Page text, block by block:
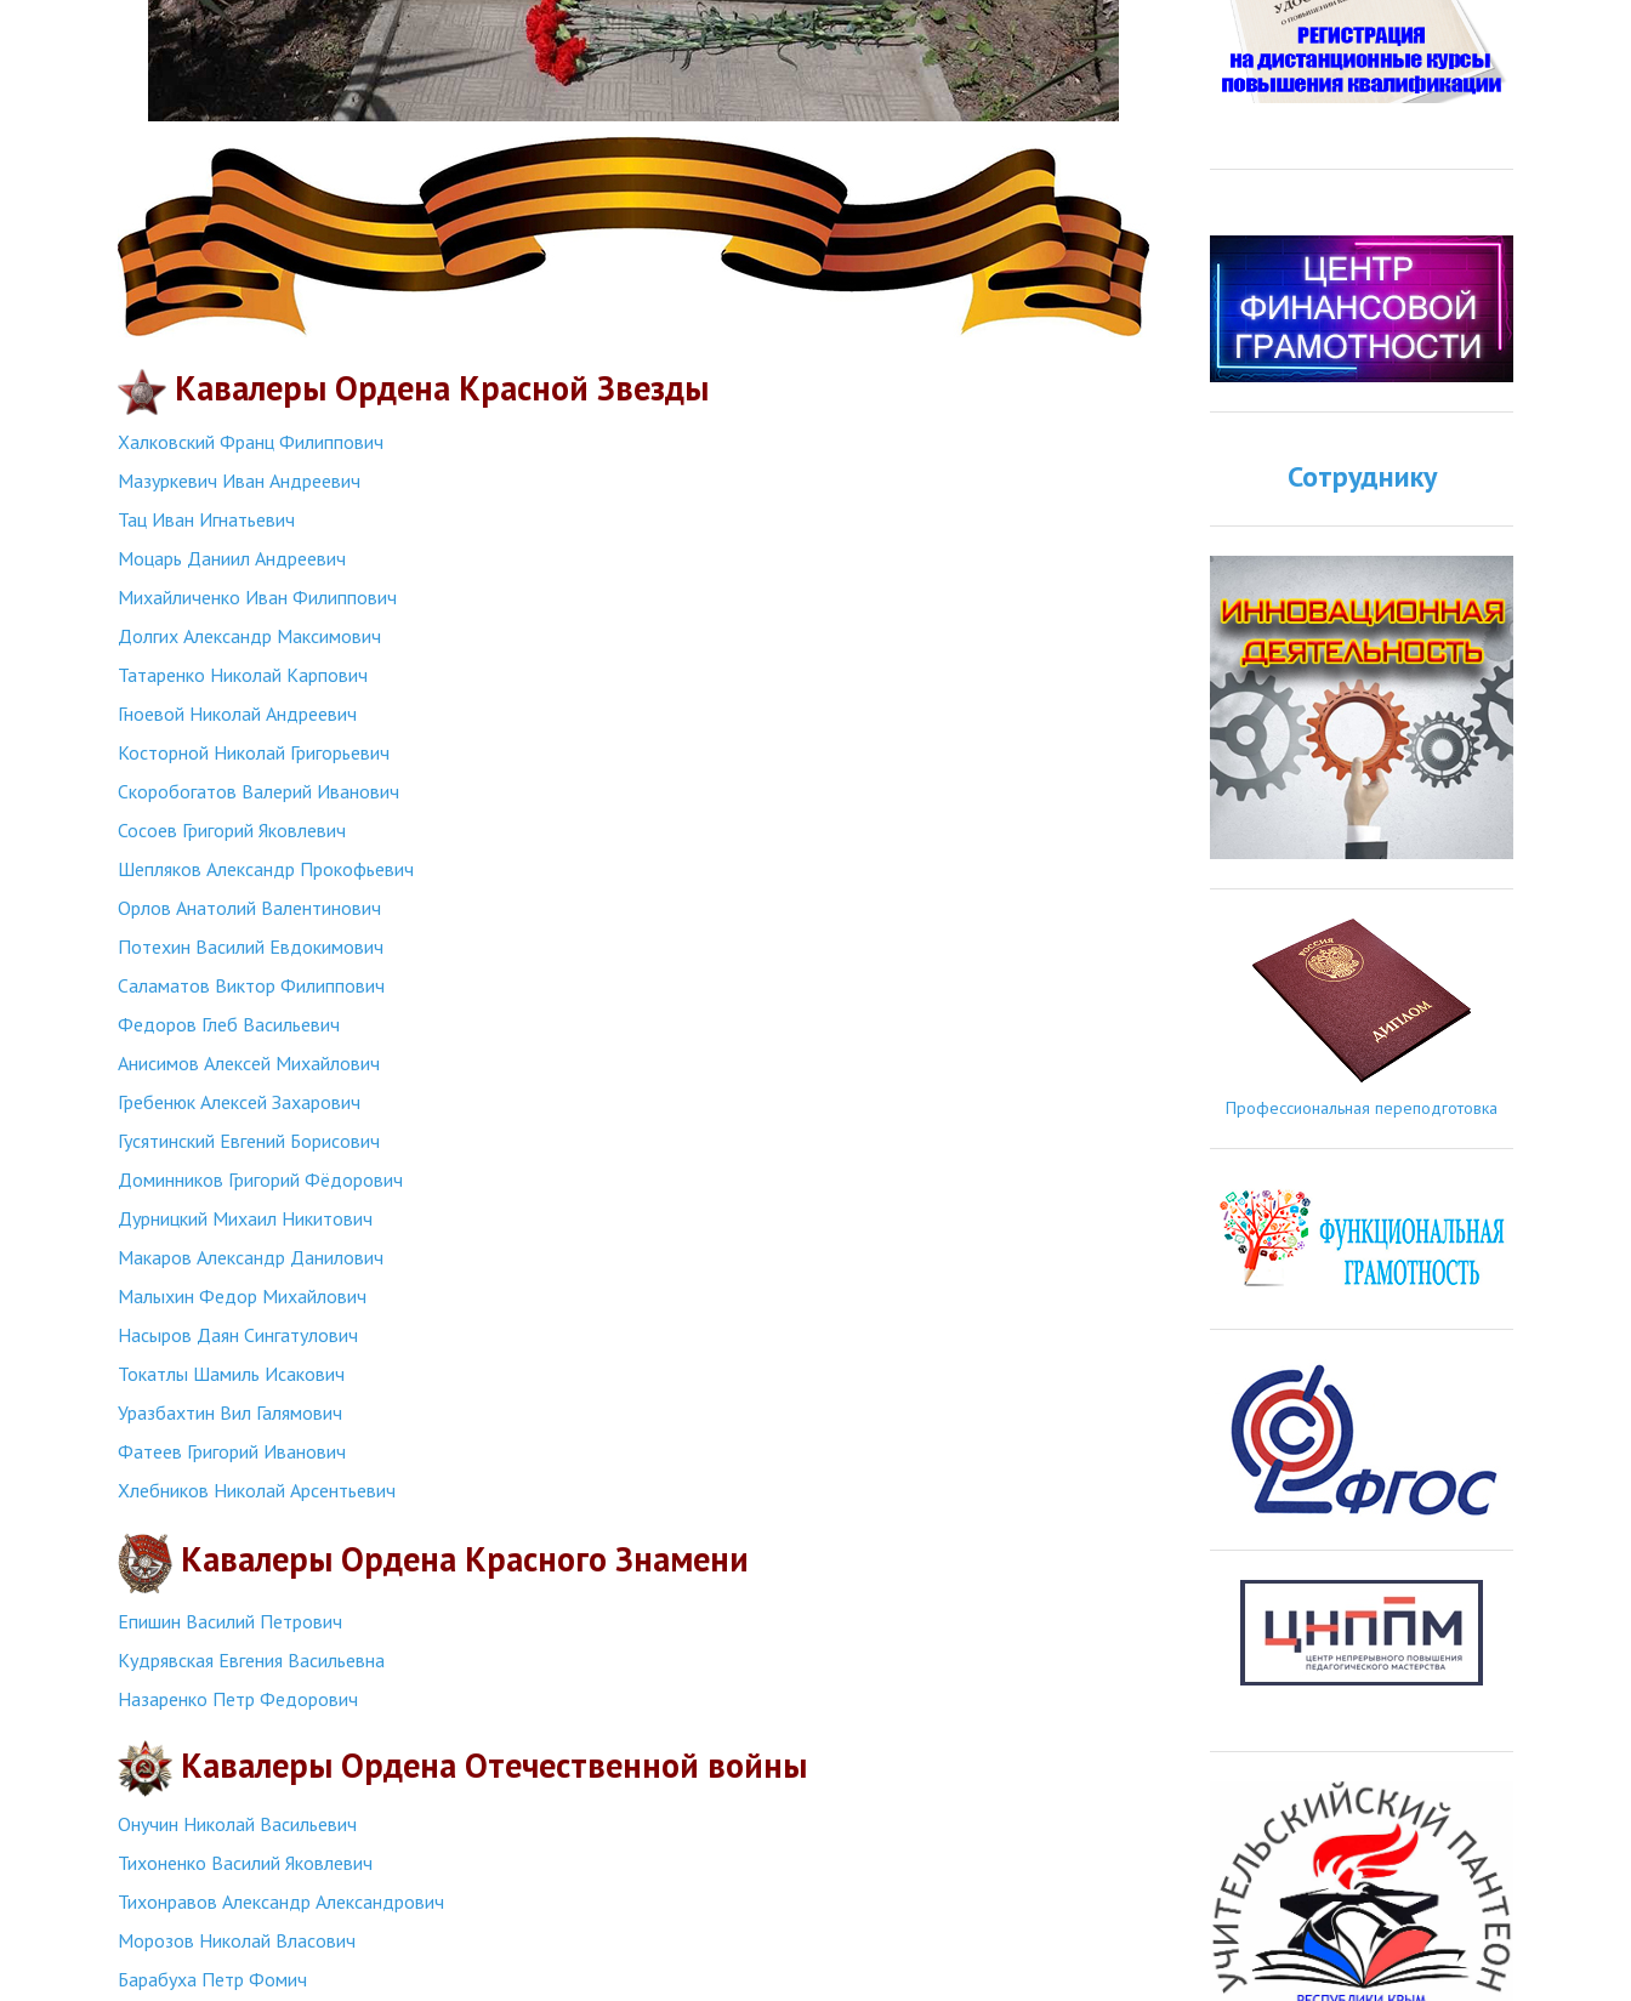
Кавалеры Ордена Красной Звезды
Халковский Франц Филиппович
Мазуркевич Иван Андреевич
Тац Иван Игнатьевич
Моцарь Даниил Андреевич
Михайличенко Иван Филиппович
Долгих Александр Максимович
Татаренко Николай Карпович
Гноевой Николай Андреевич
Косторной Николай Григорьевич
Скоробогатов Валерий Иванович
Сосоев Григорий Яковлевич
Шепляков Александр Прокофьевич
Орлов Анатолий Валентинович
Потехин Василий Евдокимович
Саламатов Виктор Филиппович
Федоров Глеб Васильевич
Анисимов Алексей Михайлович
Гребенюк Алексей Захарович
Гусятинский Евгений Борисович
Доминников Григорий Фёдорович
Дурницкий Михаил Никитович
Макаров Александр Данилович
Малыхин Федор Михайлович
Насыров Даян Сингатулович
Токатлы Шамиль Исакович
Уразбахтин Вил Галямович
Фатеев Григорий Иванович
Хлебников Николай Арсентьевич
Кавалеры Ордена Красного Знамени
Епишин Василий Петрович
Кудрявская Евгения Васильевна
Назаренко Петр Федорович
Кавалеры Ордена Отечественной войны
Онучин Николай Васильевич
Тихоненко Василий Яковлевич
Тихонравов Александр Александрович
Морозов Николай Власович
Барабуха Петр Фомич
Сотруднику
Профессиональная переподготовка